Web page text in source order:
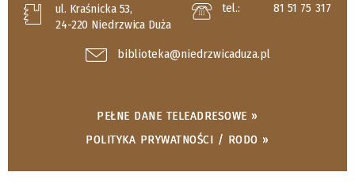
ul. Kraśnicka 53,
24-220 Niedrzwica Duża
tel.: 81 51 75 317
biblioteka@niedrzwicaduza.pl
PEŁNE DANE TELEADRESOWE »
POLITYKA PRYWATNOŚCI / RODO »